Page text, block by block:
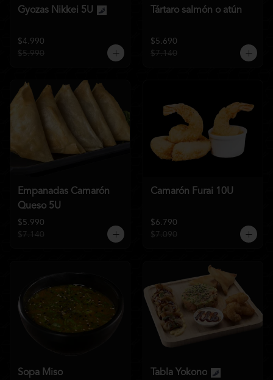
Gyozas Nikkei 5U
$4.990
$5.990
Tártaro salmón o atún
$5.690
$7.140
Empanadas Camarón
Queso 5U
$5.990
$7.140
Camarón Furai 10U
$6.790
$7.090
Sopa Miso Tabla Yokono